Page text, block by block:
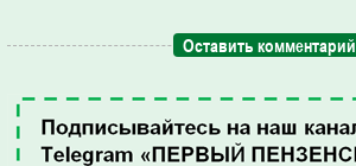
Оставить комментарий